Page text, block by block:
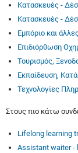
Κατασκευές -
Κατασκευές -
Εμπόριο και
Επιδιόρθωση
Τουρισμός,
Εκπαίδευση,
Τεχνολογίες
Στους πιο κάτω
Lifelong learning
Assistant waiter -